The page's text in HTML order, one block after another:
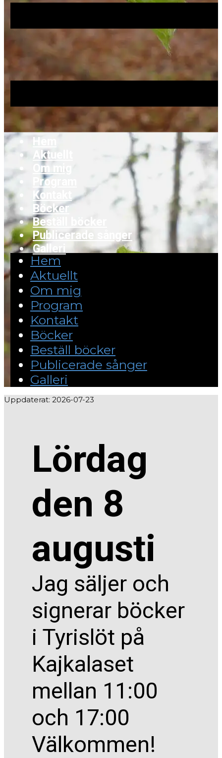
Hem
Aktuellt
Om mig
Program
Kontakt
Böcker
Beställ böcker
Publicerade sånger
Galleri
Hem
Aktuellt
Om mig
Program
Kontakt
Böcker
Beställ böcker
Publicerade sånger
Galleri
Uppdaterat: 2026-07-23
Lördag
den 8
augusti
Jag säljer och
signerar böcker
i Tyrislöt på
Kajkalaset
mellan 11:00
och 17:00
Välkommen!